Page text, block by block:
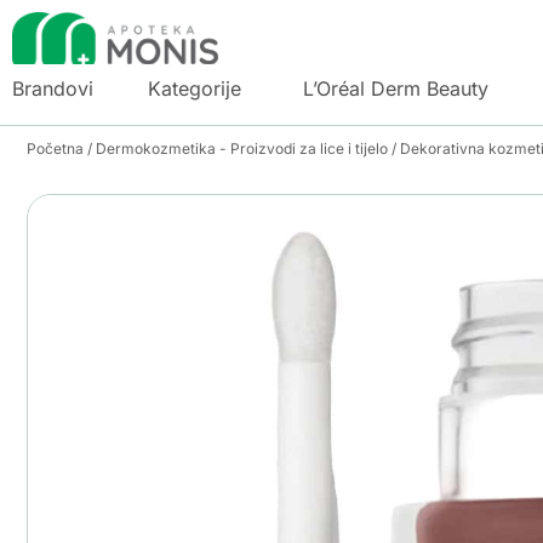
Brandovi Kategorije L’Oréal Derm Beauty
Početna / Dermokozmetika - Proizvodi za lice i tijelo / Dekorativna